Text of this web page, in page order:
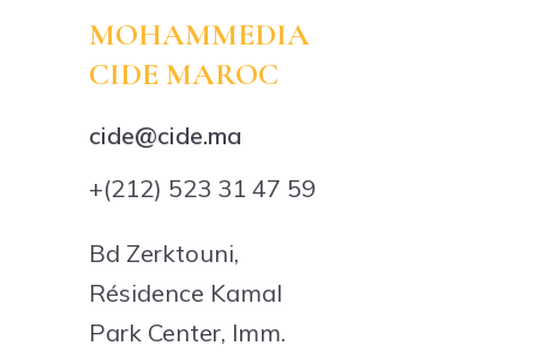
MOHAMMEDIA
CIDE MAROC
cide@cide.ma
+(212) 523 31 47 59
Bd Zerktouni,
Résidence Kamal
Park Center, Imm.